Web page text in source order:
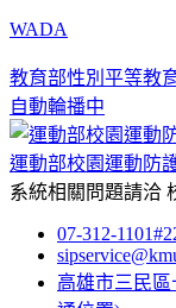
WADA
教育部性別平等教
自動輪播中
運動部校園運動防
系統相關問題請洽
07-312-
高雄市三民